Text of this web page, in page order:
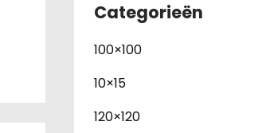
Categorieën
100×100
10×15
120×120